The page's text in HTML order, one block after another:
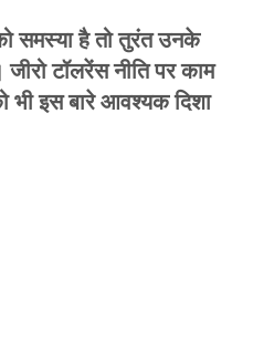
समस्या है तो तुरंत उनके
टॉलरेंस नीति पर काम
भी इस बारे आवश्यक दिशा